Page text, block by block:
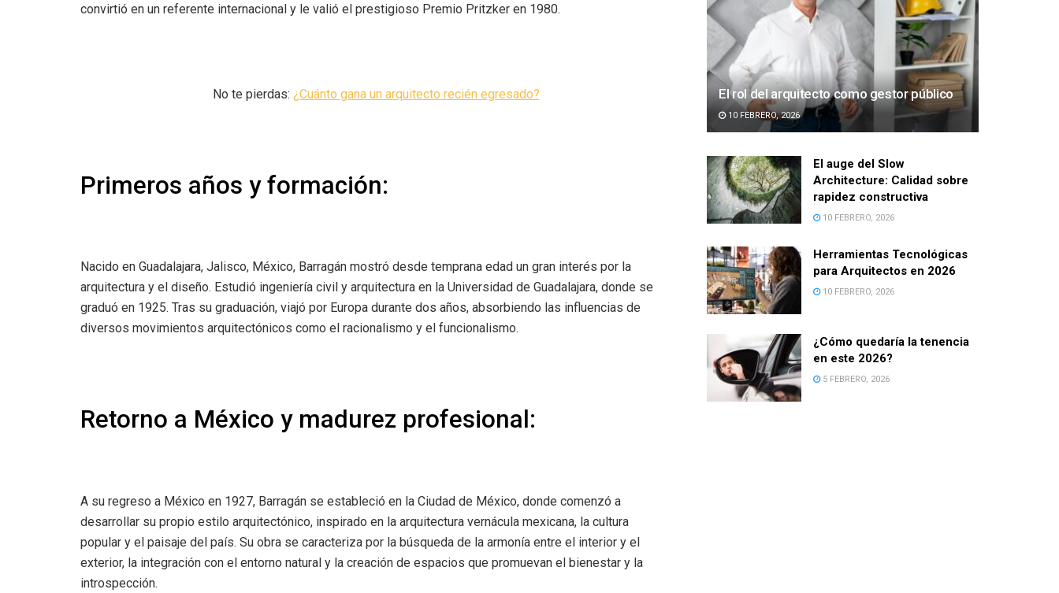
convirtió en un referente internacional y le valió el prestigioso Premio Pritzker en 1980.
No te pierdas: ¿Cuánto gana un arquitecto recién egresado?
Primeros años y formación:
Nacido en Guadalajara, Jalisco, México, Barragán mostró desde temprana edad un gran interés por la
arquitectura y el diseño. Estudió ingeniería civil y arquitectura en la Universidad de Guadalajara, donde se
graduó en 1925. Tras su graduación, viajó por Europa durante dos años, absorbiendo las influencias de
diversos movimientos arquitectónicos como el racionalismo y el funcionalismo.
Retorno a México y madurez profesional:
A su regreso a México en 1927, Barragán se estableció en la Ciudad de México, donde comenzó a
desarrollar su propio estilo arquitectónico, inspirado en la arquitectura vernácula mexicana, la cultura
popular y el paisaje del país. Su obra se caracteriza por la búsqueda de la armonía entre el interior y el
exterior, la integración con el entorno natural y la creación de espacios que promuevan el bienestar y la
introspección.
El rol del arquitecto como gestor público
10 FEBRERO, 2026
El auge del Slow
Architecture: Calidad sobre
rapidez constructiva
10 FEBRERO, 2026
Herramientas Tecnológicas
para Arquitectos en 2026
10 FEBRERO, 2026
¿Cómo quedaría la tenencia
en este 2026?
5 FEBRERO, 2026